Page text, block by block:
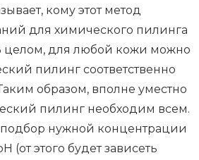
кому этот метод
для химического пилинга
целом, для любой кожи можно
пилинг соответственно
образом, вполне уместно
пилинг необходим всем.
нужной концентрации
(от этого будет зависеть